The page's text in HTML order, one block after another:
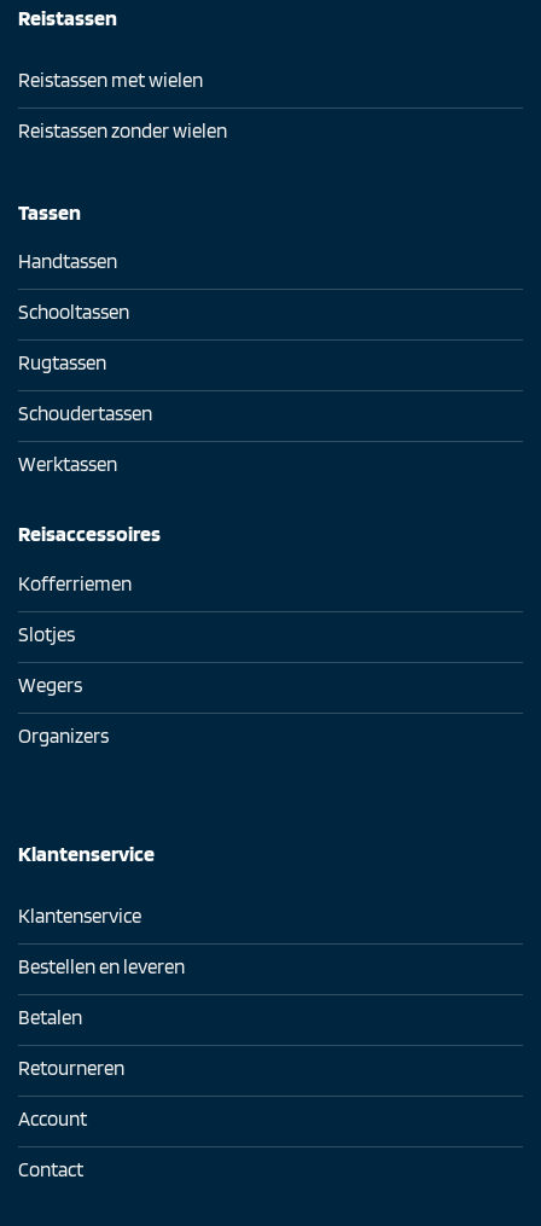
Reistassen
Reistassen met wielen
Reistassen zonder wielen
Tassen
Handtassen
Schooltassen
Rugtassen
Schoudertassen
Werktassen
Reisaccessoires
Kofferriemen
Slotjes
Wegers
Organizers
Klantenservice
Klantenservice
Bestellen en leveren
Betalen
Retourneren
Account
Contact